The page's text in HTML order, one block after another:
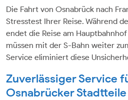
Die Fahrt von Osnabrück nach
Stresstest Ihrer Reise. Während
endet die Reise am
müssen mit der S-Bahn weiter
Service eliminiert diese
Zuverlässiger Service
Osnabrücker Stadtteile